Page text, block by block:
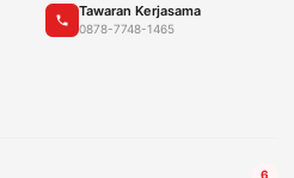
Tawaran Kerjasama
0878-7748-1465
6